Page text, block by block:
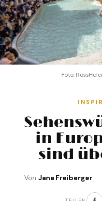
Foto:
in
sind
Von Jana Freiberger ·